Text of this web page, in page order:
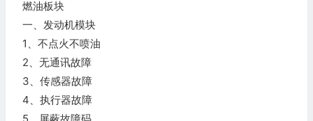
燃油板块
一、发动机模块
1、不点火不喷油
2、无通讯故障
3、传感器故障
4、执行器故障